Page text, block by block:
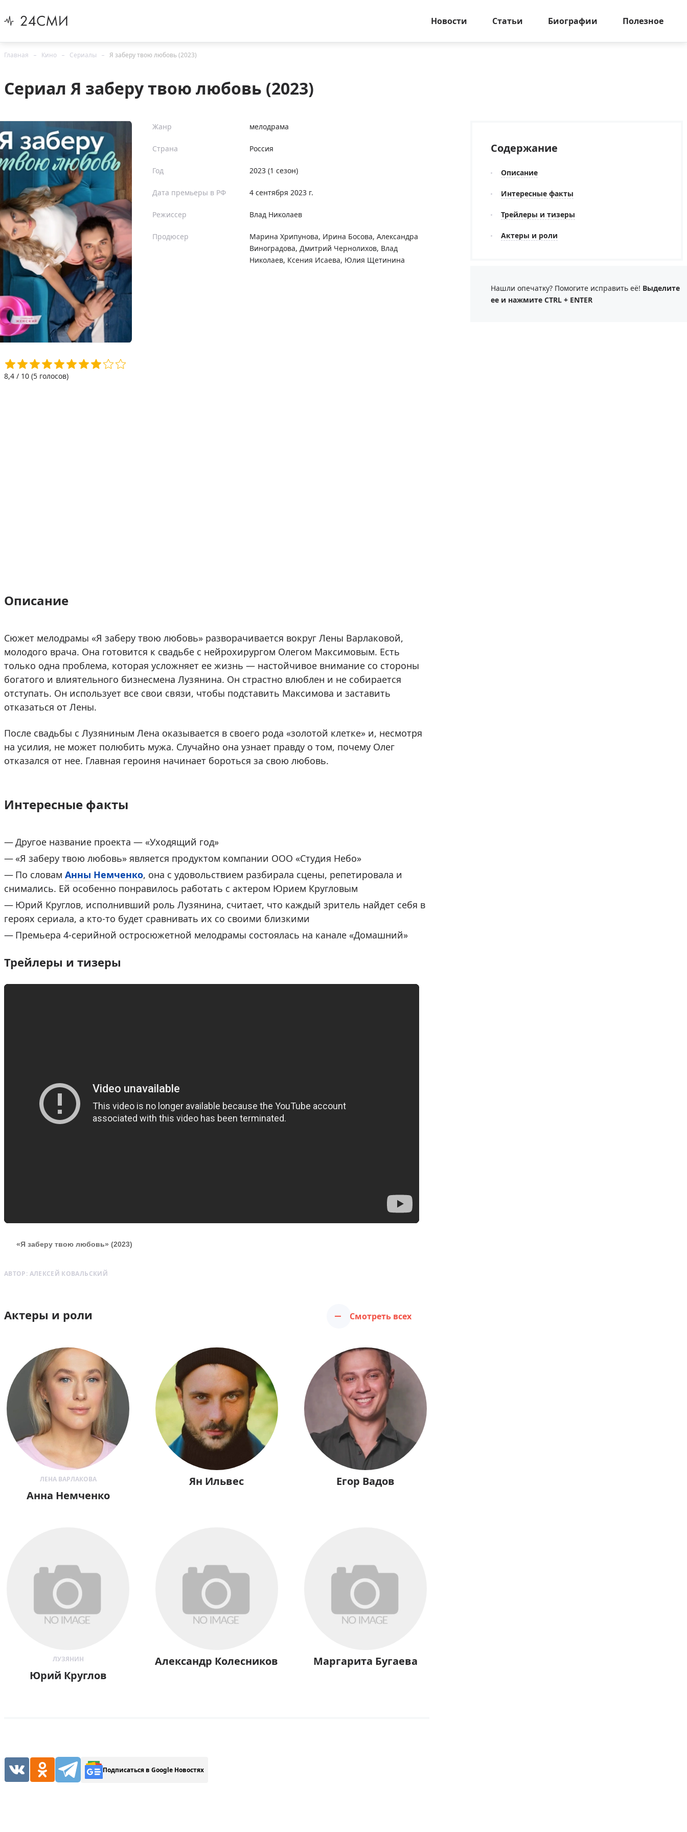
Новости Статьи Биографии Полезное
Главная Кино Сериалы Я заберу твою любовь (2023)
Сериал Я заберу твою любовь (2023)
8,4 / 10 (5 голосов)
Жанр мелодрама
Страна Россия
Год 2023 (1 сезон)
Дата премьеры в РФ 4 сентября 2023 г.
Режиссер Влад Николаев
Продюсер Марина Хрипунова, Ирина Босова, Александра
Виноградова, Дмитрий Чернолихов, Влад
Николаев, Ксения Исаева, Юлия Щетинина
Описание
Сюжет мелодрамы «Я заберу твою любовь» разворачивается вокруг Лены Варлаковой,
молодого врача. Она готовится к свадьбе с нейрохирургом Олегом Максимовым. Есть
только одна проблема, которая усложняет ее жизнь — настойчивое внимание со стороны
богатого и влиятельного бизнесмена Лузянина. Он страстно влюблен и не собирается
отступать. Он использует все свои связи, чтобы подставить Максимова и заставить
отказаться от Лены.
После свадьбы с Лузяниным Лена оказывается в своего рода «золотой клетке» и, несмотря
на усилия, не может полюбить мужа. Случайно она узнает правду о том, почему Олег
отказался от нее. Главная героиня начинает бороться за свою любовь.
Интересные факты
Другое название проекта — «Уходящий год»
«Я заберу твою любовь» является продуктом компании ООО «Студия Небо»
По словам Анны Немченко, она с удовольствием разбирала сцены, репетировала и
снимались. Ей особенно понравилось работать с актером Юрием Кругловым
Юрий Круглов, исполнивший роль Лузянина, считает, что каждый зритель найдет себя в
героях сериала, а кто-то будет сравнивать их со своими близкими
Премьера 4-серийной остросюжетной мелодрамы состоялась на канале «Домашний»
Трейлеры и тизеры
«Я заберу твою любовь» (2023)
АВТОР: АЛЕКСЕЙ КОВАЛЬСКИЙ
Актеры и роли Смотреть всех
ЛЕНА ВАРЛАКОВА
Анна Немченко
Ян Ильвес Егор Вадов
ЛУЗЯНИН
Юрий Круглов
Александр Колесников Маргарита Бугаева
Подписаться в Google Новостях
Содержание
Описание
Интересные факты
Трейлеры и тизеры
Актеры и роли
Нашли опечатку? Помогите исправить её! Выделите
ее и нажмите CTRL + ENTER